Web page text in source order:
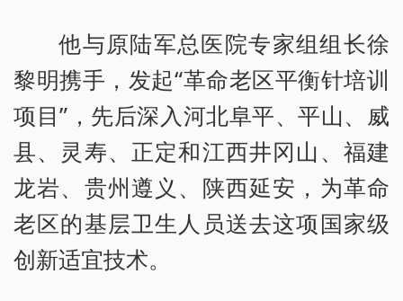
他与原陆军总医院专家组组长徐
黎明携手，发起“革命老区平衡针培训
项目”，先后深入河北阜平、平山、威
县、灵寿、正定和江西井冈山、福建
龙岩、贵州遵义、陕西延安，为革命
老区的基层卫生人员送去这项国家级
创新适宜技术。